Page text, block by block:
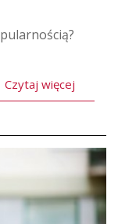
Czytaj więcej